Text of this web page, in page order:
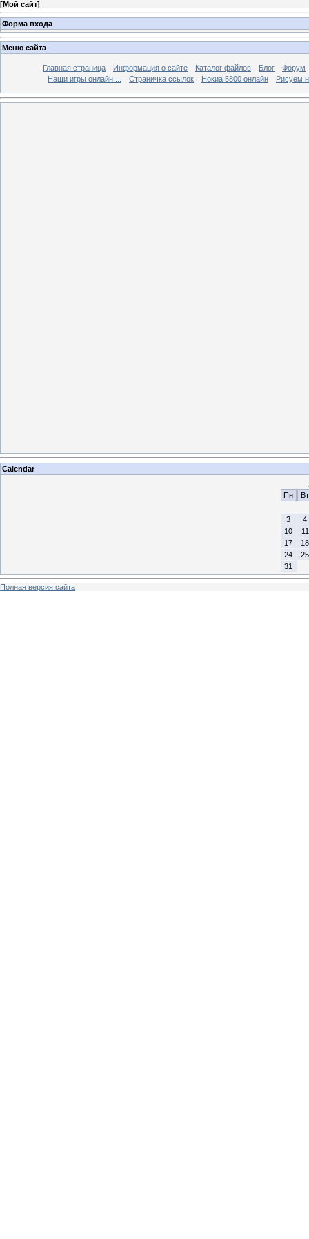
[Мой сайт]
Форма входа
Меню сайта
Главная страница Информация о сайте Каталог файлов Блог
Форум
Наши игры онлайн....
Страничка ссылок Нокиа 5800 онлайн Рисуем
Calendar
Пн
Вт
3
4
10
11
17
18
24
25
31
Полная версия сайта